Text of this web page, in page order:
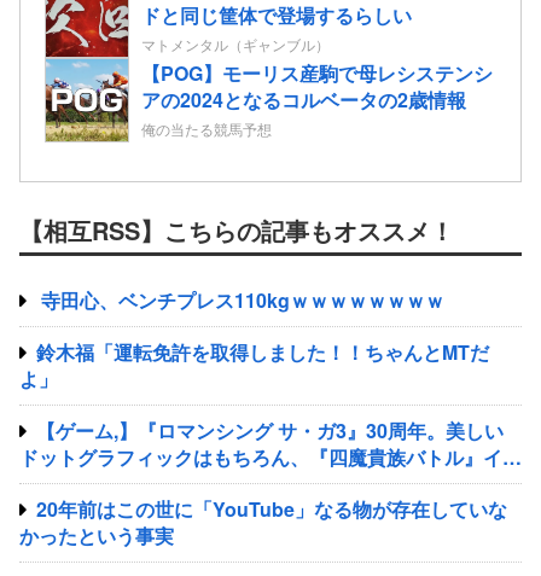
ドと同じ筐体で登場するらしい
マトメンタル（ギャンブル）
【POG】モーリス産駒で母レシステンシ
アの2024となるコルベータの2歳情報
俺の当たる競馬予想
【相互RSS】こちらの記事もオススメ！
寺田心、ベンチプレス110kgｗｗｗｗｗｗｗｗ
鈴木福「運転免許を取得しました！！ちゃんとMTだ
よ」
【ゲーム,】『ロマンシング サ・ガ3』30周年。美しい
ドットグラフィックはもちろん、『四魔貴族バトル』イト
ケンサウンドが心に残る
20年前はこの世に「YouTube」なる物が存在していな
かったという事実